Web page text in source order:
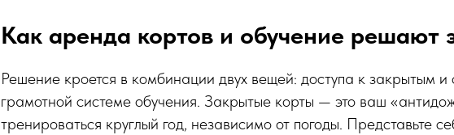
Как аренда кортов и обучение решают
Решение кроется в комбинации двух вещей: доступа к закрытым
грамотной системе обучения. Закрытые корты — это ваш
тренироваться круглый год, независимо от погоды. Представьте